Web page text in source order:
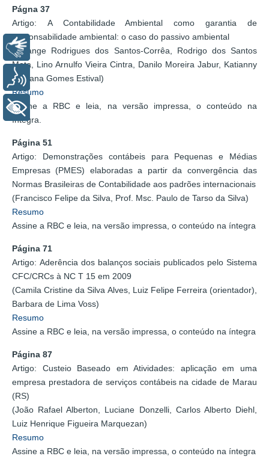
Págna 37
Artigo: A Contabilidade Ambiental como garantia de
responsabilidade ambiental: o caso do passivo ambiental
(Solange Rodrigues dos Santos-Corrêa, Rodrigo dos Santos
Mota, Lino Arnulfo Vieira Cintra, Danilo Moreira Jabur, Katianny
Santana Gomes Estival)
Resumo
Assine a RBC e leia, na versão impressa, o conteúdo na
íntegra.
Página 51
Artigo: Demonstrações contábeis para Pequenas e Médias
Empresas (PMES) elaboradas a partir da convergência das
Normas Brasileiras de Contabilidade aos padrões internacionais
(Francisco Felipe da Silva, Prof. Msc. Paulo de Tarso da Silva)
Resumo
Assine a RBC e leia, na versão impressa, o conteúdo na íntegra
Página 71
Artigo: Aderência dos balanços sociais publicados pelo Sistema
CFC/CRCs à NC T 15 em 2009
(Camila Cristine da Silva Alves, Luiz Felipe Ferreira (orientador),
Barbara de Lima Voss)
Resumo
Assine a RBC e leia, na versão impressa, o conteúdo na íntegra
Página 87
Artigo: Custeio Baseado em Atividades: aplicação em uma
empresa prestadora de serviços contábeis na cidade de Marau
(RS)
(João Rafael Alberton, Luciane Donzelli, Carlos Alberto Diehl,
Luiz Henrique Figueira Marquezan)
Resumo
Assine a RBC e leia, na versão impressa, o conteúdo na íntegra
Libras
Voz
+ Acessibilidade